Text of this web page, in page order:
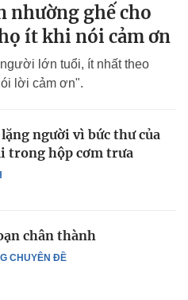
nhường ghế cho
ít khi nói cảm ơn
lớn tuổi, ít nhất theo
lời cảm ơn".
lặng người vì bức thư của
trong hộp cơm trưa
CHUYÊN ĐỀ
chân thành